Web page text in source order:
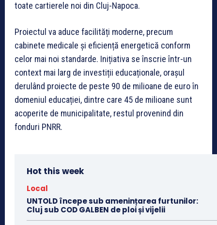
toate cartierele noi din Cluj-Napoca.
Proiectul va aduce facilități moderne, precum
cabinete medicale și eficiență energetică conform
celor mai noi standarde. Inițiativa se înscrie într-un
context mai larg de investiții educaționale, orașul
derulând proiecte de peste 90 de milioane de euro în
domeniul educației, dintre care 45 de milioane sunt
acoperite de municipalitate, restul provenind din
fonduri PNRR.
Hot this week
Local
UNTOLD începe sub amenințarea furtunilor:
Cluj sub COD GALBEN de ploi și vijelii